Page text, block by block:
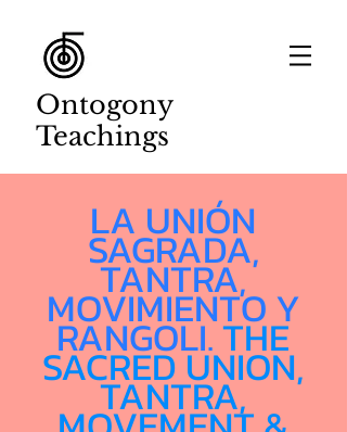
Ontogony
Teachings
LA UNIÓN
SAGRADA,
TANTRA,
MOVIMIENTO Y
RANGOLI.THE
SACRED UNION,
TANTRA,